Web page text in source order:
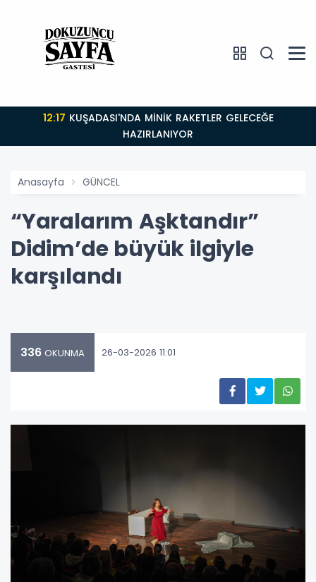
12:17
HAZIRLANIYOR
Anasayfa GÜNCEL
“Yaralarım Aşktandır”
Didim’de büyük ilgiyle
karşılandı
336 OKUNMA 26-03-2026 11:01